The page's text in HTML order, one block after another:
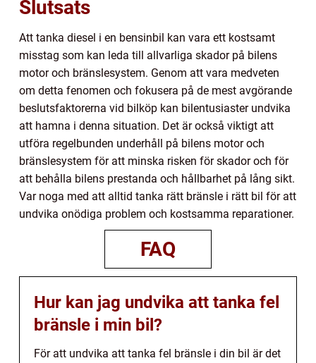
Slutsats
Att tanka diesel i en bensinbil kan vara ett kostsamt
misstag som kan leda till allvarliga skador på bilens
motor och bränslesystem. Genom att vara medveten
om detta fenomen och fokusera på de mest avgörande
beslutsfaktorerna vid bilköp kan bilentusiaster undvika
att hamna i denna situation. Det är också viktigt att
utföra regelbunden underhåll på bilens motor och
bränslesystem för att minska risken för skador och för
att behålla bilens prestanda och hållbarhet på lång sikt.
Var noga med att alltid tanka rätt bränsle i rätt bil för att
undvika onödiga problem och kostsamma reparationer.
FAQ
Hur kan jag undvika att tanka fel
bränsle i min bil?
För att undvika att tanka fel bränsle i din bil är det